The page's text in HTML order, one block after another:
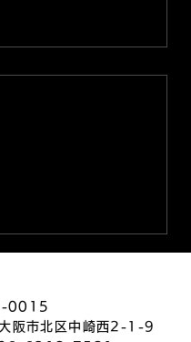
主任ブログ更新
0015
阪市北区中崎西2-1-9